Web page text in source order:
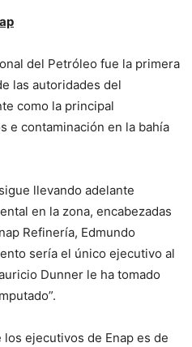
del Petróleo fue la primera
las autoridades del
como la principal
e contaminación en la bahía
llevando adelante
en la zona, encabezadas
Refinería, Edmundo
sería el único ejecutivo al
Dunner le ha tomado
ejecutivos de Enap es de